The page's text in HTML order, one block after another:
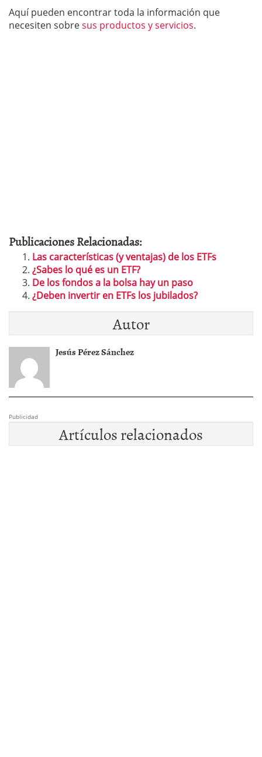
Aquí pueden encontrar toda la información que
necesiten sobresus productos y servicios.
Publicaciones Relacionadas:
Las características (y ventajas) de los ETFs
¿Sabes lo qué es un ETF?
De los fondos a la bolsa hay un paso
¿Deben invertir en ETFs los jubilados?
Autor
Jesús Pérez Sánchez
Publicidad
Artículos relacionados